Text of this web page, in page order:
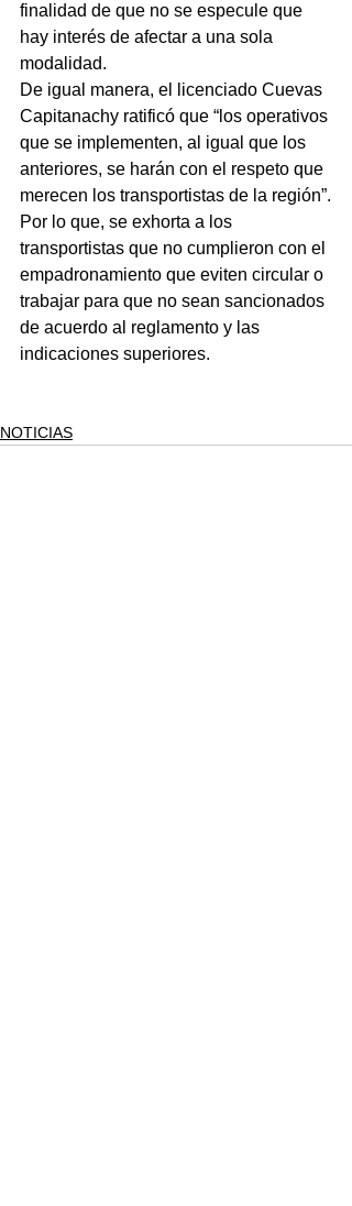
finalidad de que no se especule que
hay interés de afectar a una sola
modalidad.
De igual manera, el licenciado Cuevas
Capitanachy ratificó que “los operativos
que se implementen, al igual que los
anteriores, se harán con el respeto que
merecen los transportistas de la región”.
Por lo que, se exhorta a los
transportistas que no cumplieron con el
empadronamiento que eviten circular o
trabajar para que no sean sancionados
de acuerdo al reglamento y las
indicaciones superiores.
NOTICIAS